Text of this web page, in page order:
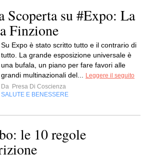
Scoperta su #Expo: La
Finzione
Su Expo è stato scritto tutto e il contrario di
tutto. La grande esposizione universale è
una bufala, un piano per fare favori alle
grandi multinazionali del...
Leggere il seguito
Da Presa Di Coscienza
SALUTE E BENESSERE
le 10 regole